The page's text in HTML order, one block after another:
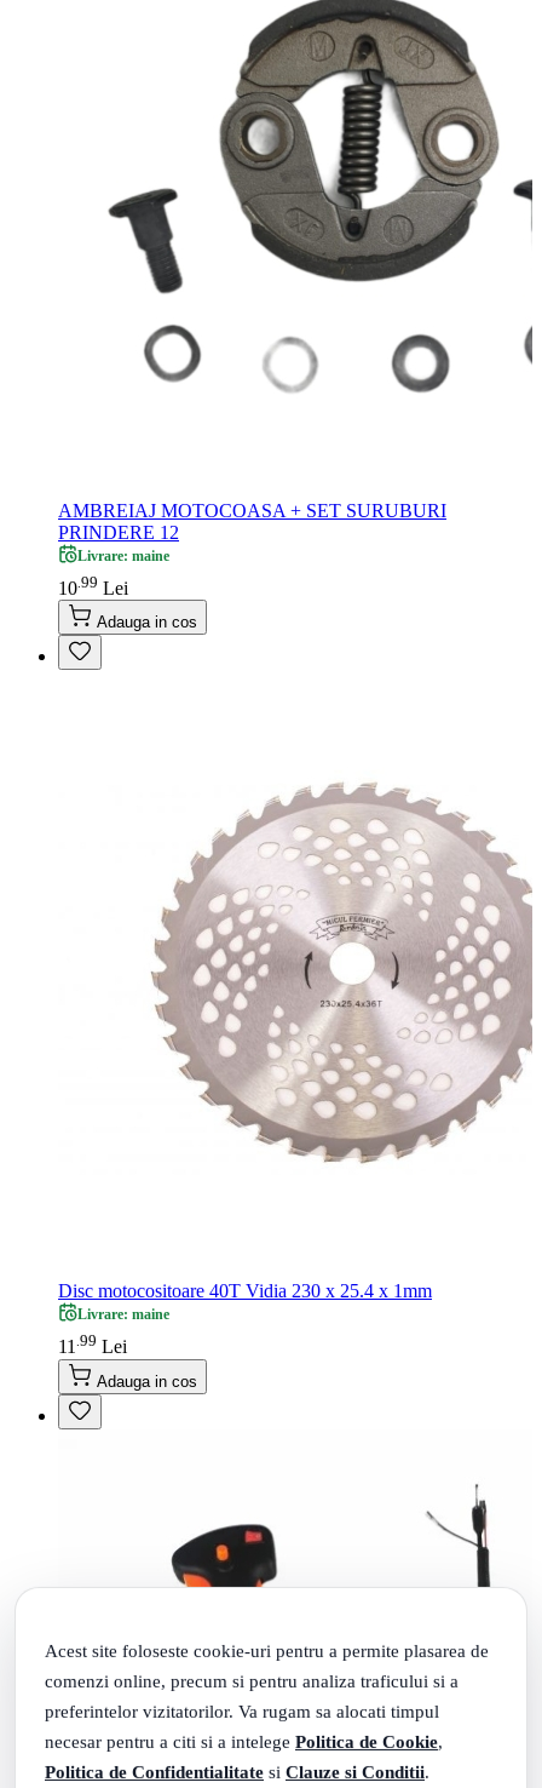
Acest site foloseste cookie-uri pentru a permite plasarea de
comenzi online, precum si pentru analiza traficului si a
preferintelor vizitatorilor. Va rugam sa alocati timpul
necesar pentru a citi si a intelege Politica de Cookie,
Politica de Confidentialitate si Clauze si Conditii.
AMBREIAJ MOTOCOASA + SET SURUBURI
PRINDERE 12
Livrare: maine
10 99 Lei
Adauga in cos
Disc motocositoare 40T Vidia 230 x 25.4 x 1mm
Livrare: maine
11 99 Lei
Adauga in cos